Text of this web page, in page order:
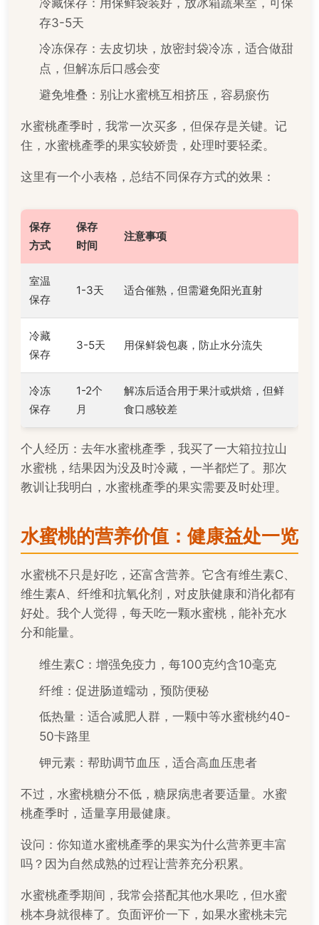
存3-5天
冷冻保存：去皮切块，放密封袋冷冻，适合做甜
点，但解冻后口感会变
避免堆叠：别让水蜜桃互相挤压，容易瘀伤
水蜜桃產季时，我常一次买多，但保存是关键。记
住，水蜜桃產季的果实较娇贵，处理时要轻柔。
这里有一个小表格，总结不同保存方式的效果：
保存
方式
保存
时间
注意事项
室温
保存
1-3天 适合催熟，但需避免阳光直射
冷藏
保存
3-5天 用保鲜袋包裹，防止水分流失
冷冻
保存
1-2个
月
解冻后适合用于果汁或烘焙，但鲜
食口感较差
个人经历：去年水蜜桃產季，我买了一大箱拉拉山
水蜜桃，结果因为没及时冷藏，一半都烂了。那次
教训让我明白，水蜜桃產季的果实需要及时处理。
水蜜桃的营养价值：健康益处一览
水蜜桃不只是好吃，还富含营养。它含有维生素C、
维生素A、纤维和抗氧化剂，对皮肤健康和消化都有
好处。我个人觉得，每天吃一颗水蜜桃，能补充水
分和能量。
维生素C：增强免疫力，每100克约含10毫克
纤维：促进肠道蠕动，预防便秘
低热量：适合减肥人群，一颗中等水蜜桃约40-
50卡路里
钾元素：帮助调节血压，适合高血压患者
不过，水蜜桃糖分不低，糖尿病患者要适量。水蜜
桃產季时，适量享用最健康。
设问：你知道水蜜桃產季的果实为什么营养更丰富
吗？因为自然成熟的过程让营养充分积累。
水蜜桃產季期间，我常会搭配其他水果吃，但水蜜
桃本身就很棒了。负面评价一下，如果水蜜桃未完